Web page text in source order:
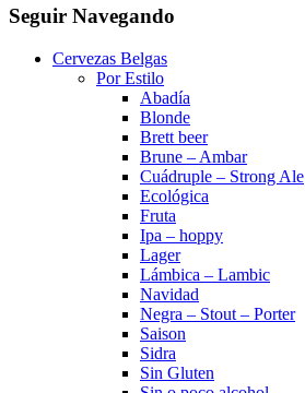
Seguir Navegando
Cervezas Belgas
Por Estilo
Abadía
Blonde
Brett beer
Brune – Ambar
Cuádruple – Strong Ale
Ecológica
Fruta
Ipa – hoppy
Lager
Lámbica – Lambic
Navidad
Negra – Stout – Porter
Saison
Sidra
Sin Gluten